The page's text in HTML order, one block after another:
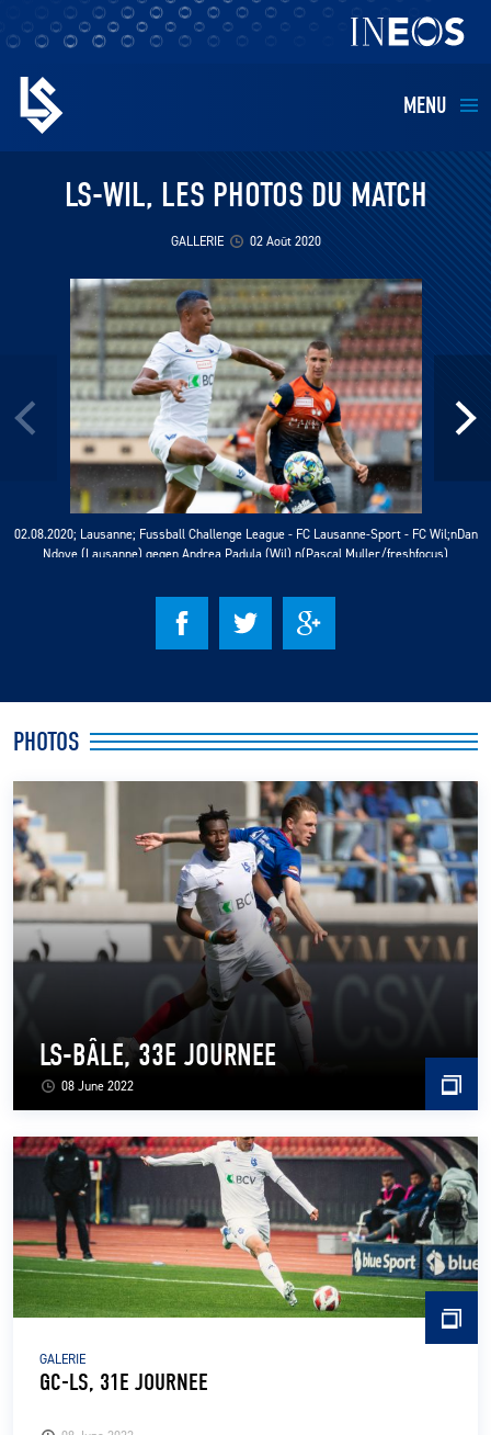
MENU
EQUIPES
BUSINESS
RESTAURATION
CLUB
LS E-SHOP
L’APP DU LS
LS ACADEMY CAMPS
MATCH DES CELEBRITES
PRESSE ET MEDIAS
LS-WIL, LES PHOTOS DU MATCH
GALLERIE 02 Août 2020
02.08.2020; Lausanne; Fussball Challenge League - FC Lausanne-Sport - FC Wil;nDan
Ndoye (Lausanne) gegen Andrea Padula (Wil) n(Pascal Muller/freshfocus)
PHOTOS
08 June 2022
LS-BÂLE, 33E JOURNEE
GALERIE
GC-LS, 31E JOURNEE